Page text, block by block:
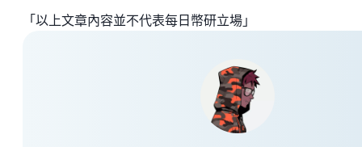
「以上文章內容並不代表每日幣研立場」